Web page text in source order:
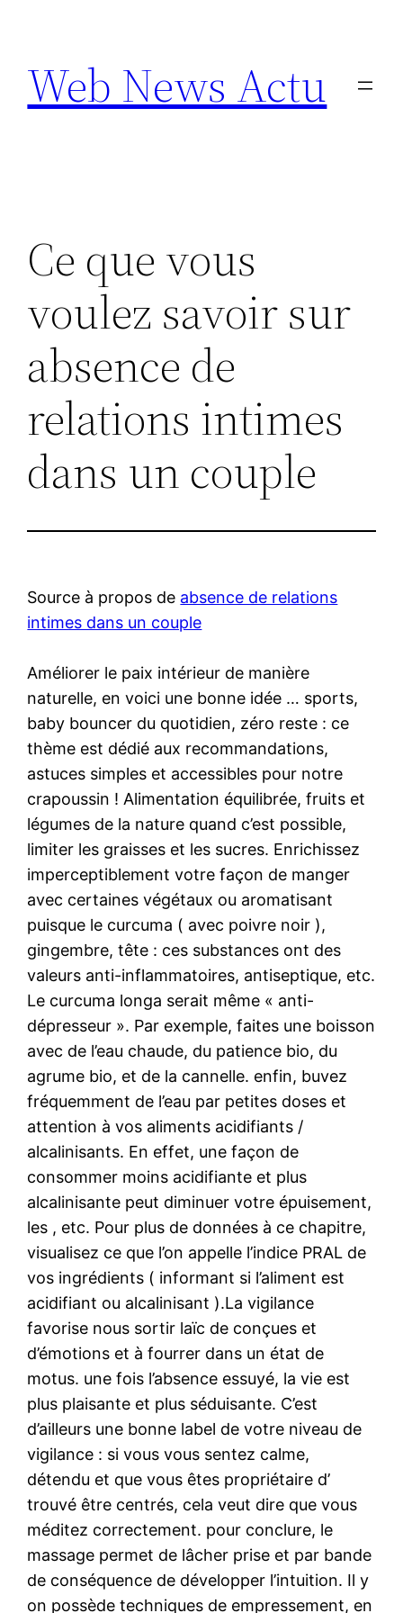
contenu
Web News Actu
Ce que vous
voulez savoir sur
absence de
relations intimes
dans un couple
Source à propos de absence de relations
intimes dans un couple
Améliorer le paix intérieur de manière
naturelle, en voici une bonne idée … sports,
baby bouncer du quotidien, zéro reste : ce
thème est dédié aux recommandations,
astuces simples et accessibles pour notre
crapoussin ! Alimentation équilibrée, fruits et
légumes de la nature quand c’est possible,
limiter les graisses et les sucres. Enrichissez
imperceptiblement votre façon de manger
avec certaines végétaux ou aromatisant
puisque le curcuma ( avec poivre noir ),
gingembre, tête : ces substances ont des
valeurs anti-inflammatoires, antiseptique, etc.
Le curcuma longa serait même « anti-
dépresseur ». Par exemple, faites une boisson
avec de l’eau chaude, du patience bio, du
agrume bio, et de la cannelle. enfin, buvez
fréquemment de l’eau par petites doses et
attention à vos aliments acidifiants /
alcalinisants. En effet, une façon de
consommer moins acidifiante et plus
alcalinisante peut diminuer votre épuisement,
les , etc. Pour plus de données à ce chapitre,
visualisez ce que l’on appelle l’indice PRAL de
vos ingrédients ( informant si l’aliment est
acidifiant ou alcalinisant ).La vigilance
favorise nous sortir laïc de conçues et
d’émotions et à fourrer dans un état de
motus. une fois l’absence essuyé, la vie est
plus plaisante et plus séduisante. C’est
d’ailleurs une bonne label de votre niveau de
vigilance : si vous vous sentez calme,
détendu et que vous êtes propriétaire d’
trouvé être centrés, cela veut dire que vous
méditez correctement. pour conclure, le
massage permet de lâcher prise et par bande
de conséquence de développer l’intuition. Il y
on possède techniques de empressement, en